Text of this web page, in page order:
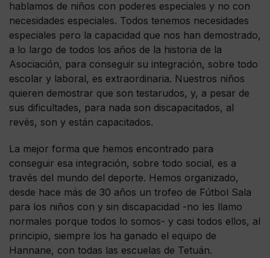
hablamos de niños con poderes especiales y no con
necesidades especiales. Todos tenemos necesidades
especiales pero la capacidad que nos han demostrado,
a lo largo de todos los años de la historia de la
Asociación, para conseguir su integración, sobre todo
escolar y laboral, es extraordinaria. Nuestros niños
quieren demostrar que son testarudos, y, a pesar de
sus dificultades, para nada son discapacitados, al
revés, son y están capacitados.
La mejor forma que hemos encontrado para
conseguir esa integración, sobre todo social, es a
través del mundo del deporte. Hemos organizado,
desde hace más de 30 años un trofeo de Fútbol Sala
para los niños con y sin discapacidad -no les llamo
normales porque todos lo somos- y casi todos ellos, al
principio, siempre los ha ganado el equipo de
Hannane, con todas las escuelas de Tetuán.